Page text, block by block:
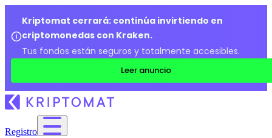
Kriptomat cerrará: continúa invirtiendo en
criptomonedas con Kraken.
Tus fondos están seguros y totalmente accesibles.
Leer anuncio
Registro